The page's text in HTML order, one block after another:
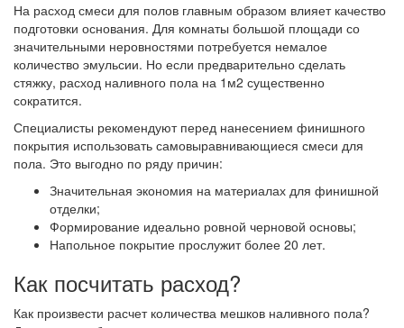
На расход смеси для полов главным образом влияет качество
подготовки основания. Для комнаты большой площади со
значительными неровностями потребуется немалое
количество эмульсии. Но если предварительно сделать
стяжку, расход наливного пола на 1м2 существенно
сократится.
Специалисты рекомендуют перед нанесением финишного
покрытия использовать самовыравнивающиеся смеси для
пола. Это выгодно по ряду причин:
Значительная экономия на материалах для финишной
отделки;
Формирование идеально ровной черновой основы;
Напольное покрытие прослужит более 20 лет.
Как посчитать расход?
Как произвести расчет количества мешков наливного пола?